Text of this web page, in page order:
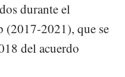
durante el
(2017-2021), que se
del acuerdo